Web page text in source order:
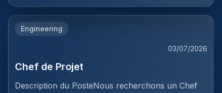
strategische project, van de opstartfase tot het
klantencontracten.Belangrijkste
van de productielijn aansturenCommerciële
prospectie uitvoeren en de verkoop verder
offertes, planning, productie, kwaliteit en
Engineering
03/07/2026
Chef de Projet
Description du PosteNous recherchons un Chef